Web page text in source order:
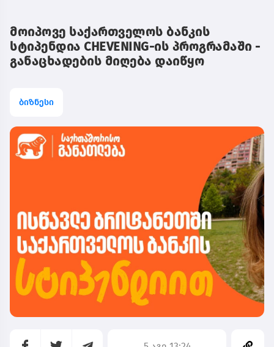
მოიპოვე საქართველოს ბანკის
სტიპენდია CHEVENING-ის პროგრამაში -
განაცხადების მიღება დაიწყო
ბიზნესი